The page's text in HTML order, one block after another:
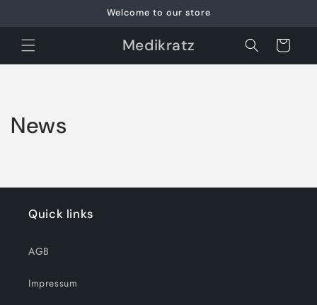
au
contenu
Welcome to our store
Medikratz Panier
News
Quick links
AGB
Impressum